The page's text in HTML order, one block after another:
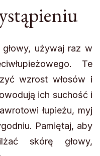
używaj raz w
Te
wzrost włosów i
ich suchość i
łupieżu, myj
Pamiętaj, aby
skórę głowy,